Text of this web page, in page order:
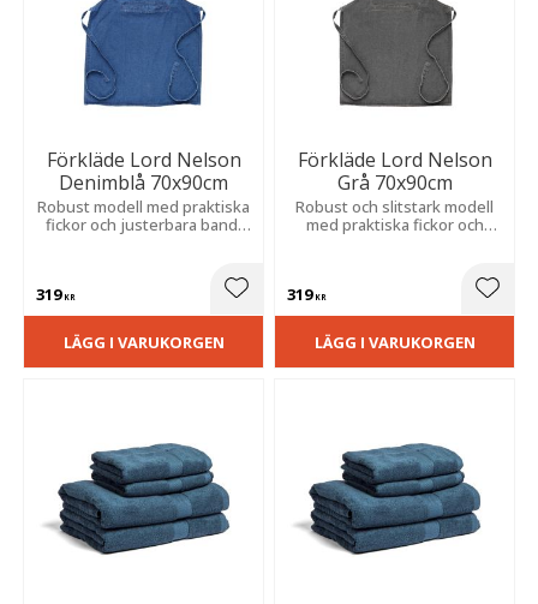
Förkläde Lord Nelson
Denimblå 70x90cm
Robust modell med praktiska
fickor och justerbara band.
vare slitstarkt material.
319KR Lägg till i favoriter
LÄGG I VARUKORGEN
Förkläde Lord Nelson
Grå 70x90cm
Robust och slitstark modell
med praktiska fickor och
319KR
LÄGG I VARUKORGEN